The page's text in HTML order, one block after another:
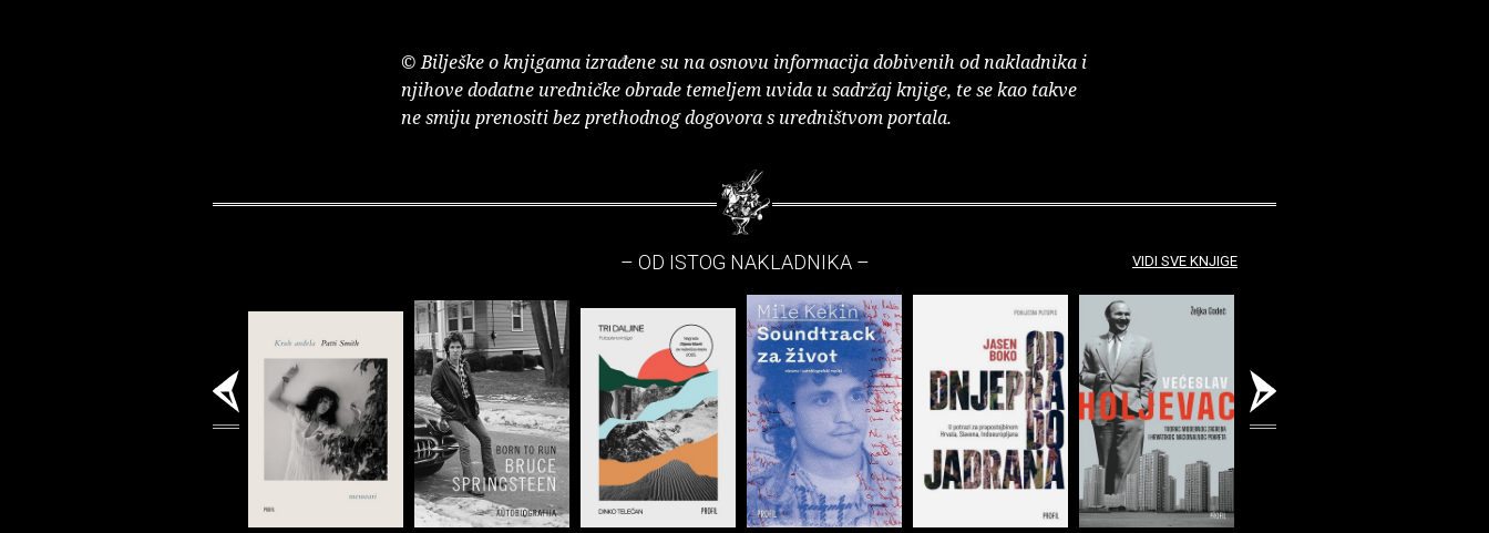
© Bilješke o knjigama izrađene su na osnovu informacija dobivenih od nakladnika i
njihove dodatne uredničke obrade temeljem uvida u sadržaj knjige, te se kao takve
ne smiju prenositi bez prethodnog dogovora s uredništvom portala.
– OD ISTOG NAKLADNIKA – VIDI SVE KNJIGE